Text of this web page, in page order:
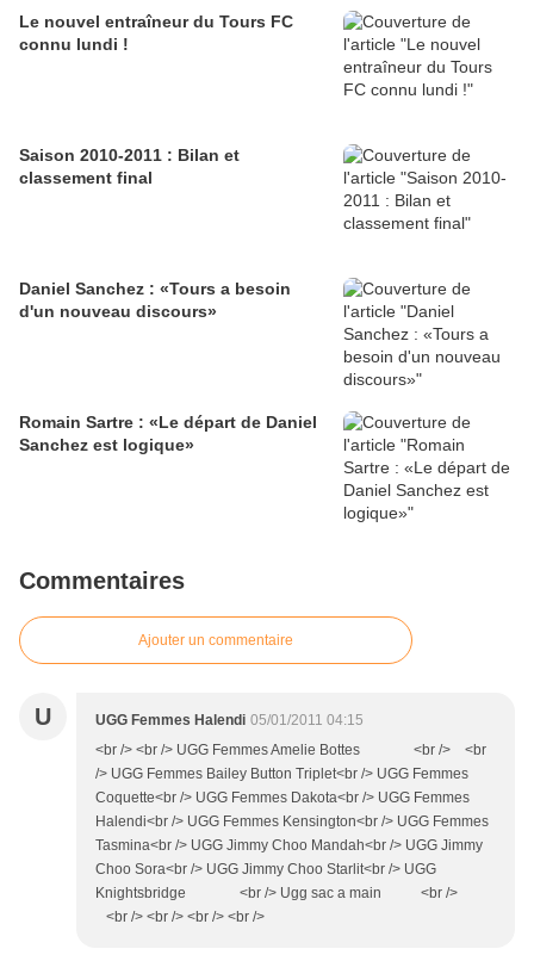
Le nouvel entraîneur du Tours FC
connu lundi !
Saison 2010-2011 : Bilan et
classement final
Daniel Sanchez : «Tours a besoin
d'un nouveau discours»
Romain Sartre : «Le départ de Daniel
Sanchez est logique»
Commentaires
Ajouter un commentaire
U UGG Femmes Halendi 05/01/2011 04:15
<br /> <br /> UGG Femmes Amelie Bottes <br /> <br
/> UGG Femmes Bailey Button Triplet<br /> UGG Femmes
Coquette<br /> UGG Femmes Dakota<br /> UGG Femmes
Halendi<br /> UGG Femmes Kensington<br /> UGG Femmes
Tasmina<br /> UGG Jimmy Choo Mandah<br /> UGG Jimmy
Choo Sora<br /> UGG Jimmy Choo Starlit<br /> UGG
Knightsbridge <br /> Ugg sac a main <br />
<br /> <br /> <br /> <br />